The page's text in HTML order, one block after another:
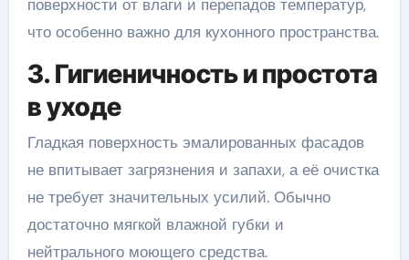
поверхности от влаги и перепадов температур,
что особенно важно для кухонного пространства.
3. Гигиеничность и простота
в уходе
Гладкая поверхность эмалированных фасадов
не впитывает загрязнения и запахи, а её очистка
не требует значительных усилий. Обычно
достаточно мягкой влажной губки и
нейтрального моющего средства.